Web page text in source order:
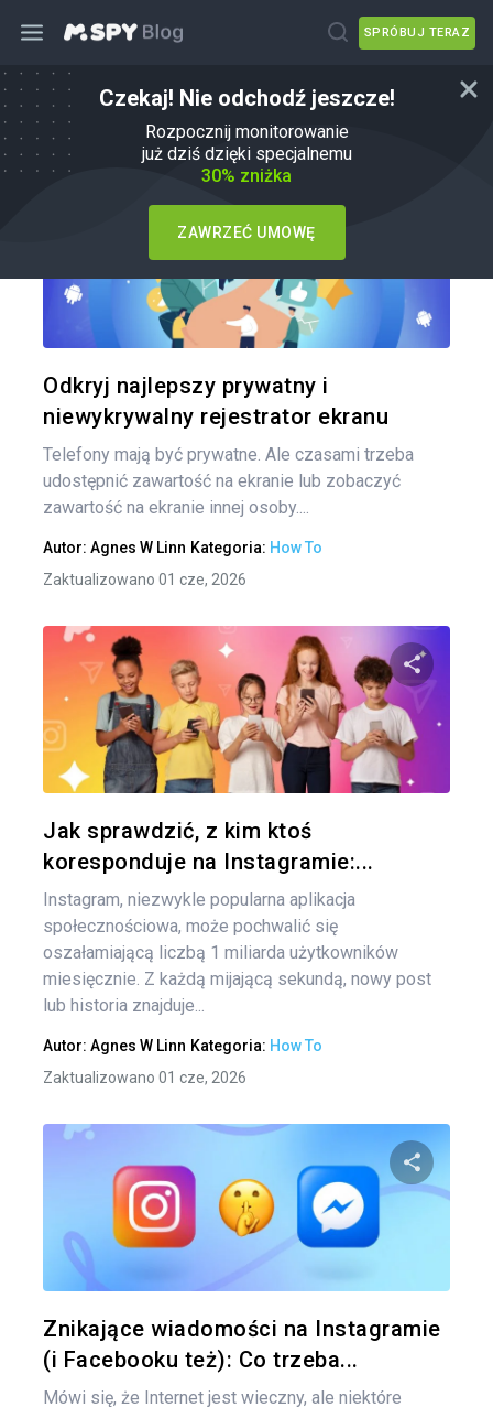
SPRÓBUJ TERAZ
Czekaj! Nie odchodź jeszcze!
Rozpocznij monitorowanie
już dziś dzięki specjalnemu
30% zniżka
ZAWRZEĆ UMOWĘ
Jak
Odkryj najlepszy prywatny i
niewykrywalny rejestrator ekranu
Telefony mają być prywatne. Ale czasami trzeba
udostępnić zawartość na ekranie lub zobaczyć
zawartość na ekranie innej osoby....
Autor: Agnes W Linn Kategoria: How To
Zaktualizowano 01 cze, 2026
Jak sprawdzić, z kim ktoś
koresponduje na Instagramie:...
Instagram, niezwykle popularna aplikacja
społecznościowa, może pochwalić się
oszałamiającą liczbą 1 miliarda użytkowników
miesięcznie. Z każdą mijającą sekundą, nowy post
lub historia znajduje...
Autor: Agnes W Linn Kategoria: How To
Zaktualizowano 01 cze, 2026
Znikające wiadomości na Instagramie
(i Facebooku też): Co trzeba...
Mówi się, że Internet jest wieczny, ale niektóre